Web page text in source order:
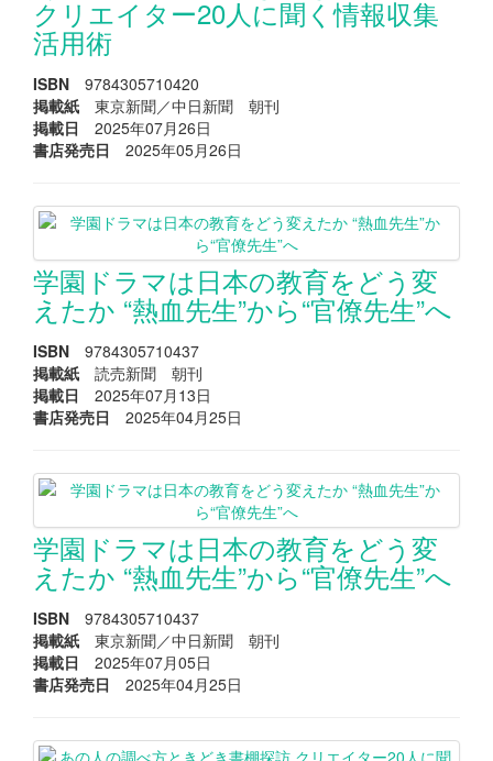
クリエイター20人に聞く情報収集
活用術
ISBN 9784305710420
掲載紙 東京新聞／中日新聞 朝刊
掲載日 2025年07月26日
書店発売日 2025年05月26日
学園ドラマは日本の教育をどう変
えたか “熱血先生”から“官僚先生”へ
ISBN 9784305710437
掲載紙 読売新聞 朝刊
掲載日 2025年07月13日
書店発売日 2025年04月25日
学園ドラマは日本の教育をどう変
えたか “熱血先生”から“官僚先生”へ
ISBN 9784305710437
掲載紙 東京新聞／中日新聞 朝刊
掲載日 2025年07月05日
書店発売日 2025年04月25日